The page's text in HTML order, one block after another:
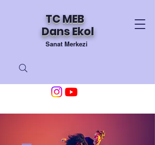
TC MEB
Dans Ekol
Sanat Merkezi